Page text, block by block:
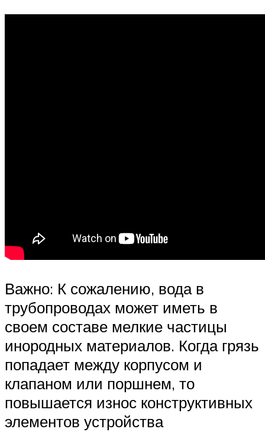
Важно: К сожалению, вода в
трубопроводах может иметь в
своем составе мелкие частицы
инородных материалов. Когда грязь
попадает между корпусом и
клапаном или поршнем, то
повышается износ конструктивных
элементов устройства